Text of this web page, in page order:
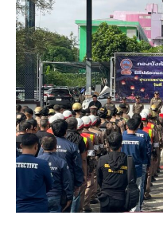
เจ้า
กรม
สมเด็จ
พระ
เทพ
รัตน
ราช
สุดา
สยาม
บรม
ราช
กุมารี
5
พ.ย.68
พ.ต.อ.วุฒิ
ไกร
จตุรงค์
เสรี
กุล
ผกก.สน.ลำ
ผักชี
กำลัง